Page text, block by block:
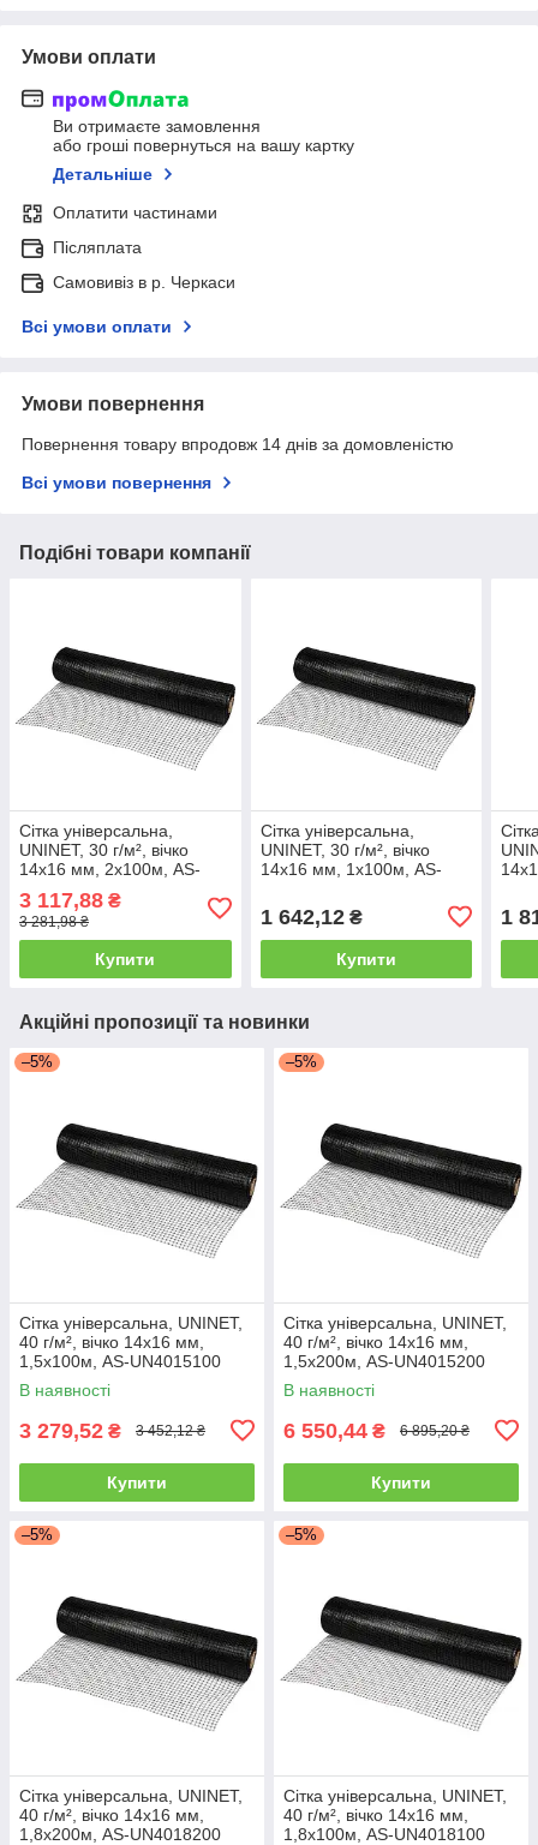
Умови оплати
Ви отримаєте замовлення
або гроші повернуться на вашу картку
Детальніше
Оплатити частинами
Післяплата
Самовивіз в р. Черкаси
Всі умови оплати
Умови повернення
Повернення товару впродовж 14 днів за домовленістю
Всі умови повернення
Подібні товари компанії
Сітка універсальна,
UNINET, 30 г/м², вічко
14х16 мм, 2х100м, AS-
3 117,88 ₴
3 281,98 ₴
Купити
Сітка універсальна,
UNINET, 30 г/м², вічко
14х16 мм, 1х100м, AS-
1 642,12₴
Купити
1
Акційні пропозиції та новинки
–5%
Сітка універсальна, UNINET,
40 г/м², вічко 14х16 мм,
1,5х100м, AS-UN4015100
В наявності
3 279,52 ₴ 3 452,12 ₴
Купити
–5%
Сітка універсальна, UNINET,
40 г/м², вічко 14х16 мм,
1,5х200м, AS-UN4015200
В наявності
6 550,44 ₴ 6 895,20 ₴
Купити
–5%
Сітка універсальна, UNINET,
40 г/м², вічко 14х16 мм,
1,8х200м, AS-UN4018200
–5%
Сітка універсальна, UNINET,
40 г/м², вічко 14х16 мм,
1,8х100м, AS-UN4018100